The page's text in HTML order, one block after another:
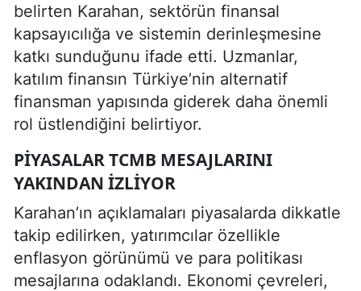
belirten Karahan, sektörün finansal
kapsayıcılığa ve sistemin derinleşmesine
katkı sunduğunu ifade etti. Uzmanlar,
katılım finansın Türkiye’nin alternatif
finansman yapısında giderek daha önemli
rol üstlendiğini belirtiyor.
PIYASALAR TCMB MESAJLARINI
YAKINDAN IZLIYOR
Karahan’ın açıklamaları piyasalarda dikkatle
takip edilirken, yatırımcılar özellikle
enflasyon görünümü ve para politikası
mesajlarına odaklandı. Ekonomi çevreleri,